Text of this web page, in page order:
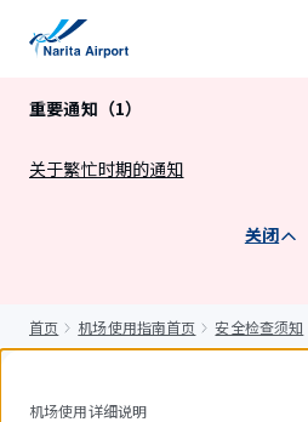
重要通知（1）
关于繁忙时期的通知
关闭
首页 机场使用指南首页 安全检查须知
机场使用详细说明